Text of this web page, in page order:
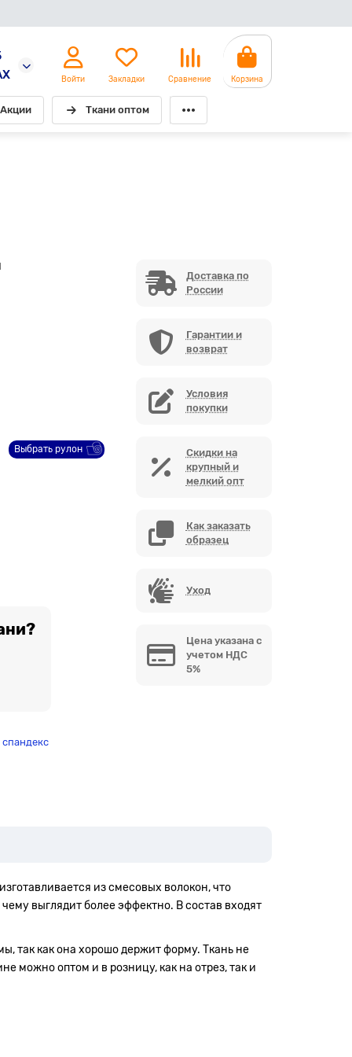
Войти Закладки Сравнение Корзина
Акции Ткани оптом
Выбрать рулон
спандекс
Доставка по
России
Гарантии и
возврат
Условия
покупки
Скидки на
крупный и
мелкий опт
Как заказать
образец
Уход
Цена указана с
учетом НДС
5%
из смесовых волокон, что
выглядит более эффектно. В состав входят
так как она хорошо держит форму. Ткань не
можно оптом и в розницу, как на отрез, так и